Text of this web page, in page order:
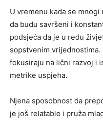
U vremenu kada se
da budu savršeni i
podsjeća da je u redu
sopstvenim vrijednostima.
fokusiraju na lični razvoj i
metrike uspjeha.
Njena sposobnost da
je još relatable i pruža